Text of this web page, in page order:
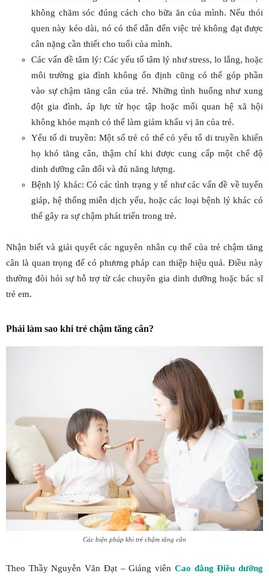
không chăm sóc đúng cách cho bữa ăn của mình. Nếu thói
quen này kéo dài, nó có thể dẫn đến việc trẻ không đạt được
cân nặng cần thiết cho tuổi của mình.
Các vấn đề tâm lý: Các yếu tố tâm lý như stress, lo lắng, hoặc
môi trường gia đình không ổn định cũng có thể góp phần
vào sự chậm tăng cân của trẻ. Những tình huống như xung
đột gia đình, áp lực từ học tập hoặc mối quan hệ xã hội
không khỏe mạnh có thể làm giảm khẩu vị ăn của trẻ.
Yếu tố di truyền: Một số trẻ có thể có yếu tố di truyền khiến
họ khó tăng cân, thậm chí khi được cung cấp một chế độ
dinh dưỡng cân đối và đủ năng lượng.
Bệnh lý khác: Có các tình trạng y tế như các vấn đề về tuyến
giáp, hệ thống miễn dịch yếu, hoặc các loại bệnh lý khác có
thể gây ra sự chậm phát triển trong trẻ.
Nhận biết và giải quyết các nguyên nhân cụ thể của trẻ chậm tăng
cân là quan trọng để có phương pháp can thiệp hiệu quả. Điều này
thường đòi hỏi sự hỗ trợ từ các chuyên gia dinh dưỡng hoặc bác sĩ
trẻ em.
Phải làm sao khi trẻ chậm tăng cân?
Các biện pháp khi trẻ chậm tăng cân
Theo Thầy Nguyễn Văn Đạt – Giảng viên Cao đẳng Điều dưỡng